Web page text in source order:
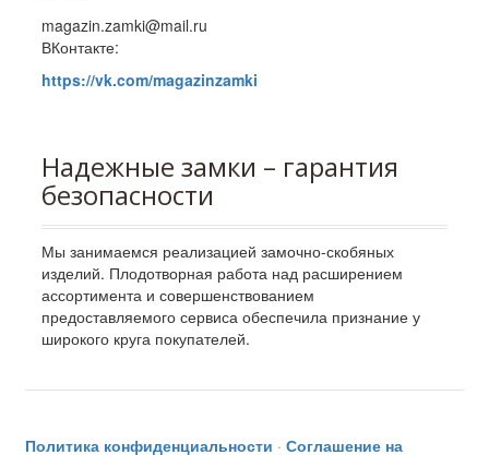
magazin.zamki@mail.ru
ВКонтакте:
https://vk.com/magazinzamki
Надежные замки – гарантия
безопасности
Мы занимаемся реализацией замочно-скобяных
изделий. Плодотворная работа над расширением
ассортимента и совершенствованием
предоставляемого сервиса обеспечила признание у
широкого круга покупателей.
Политика конфиденциальности · Соглашение на